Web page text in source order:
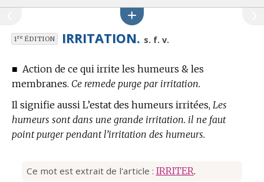
1reÉDITION IRRITATION. s. f. v.
■ Action de ce qui irrite les humeurs & les
membranes. Ce remede purge par irritation.
Il signifie aussi L’estat des humeurs irritées, Les
humeurs sont dans une grande irritation. il ne faut
point purger pendant l’irritation des humeurs.
Ce mot est extrait de l'article : IRRITER.